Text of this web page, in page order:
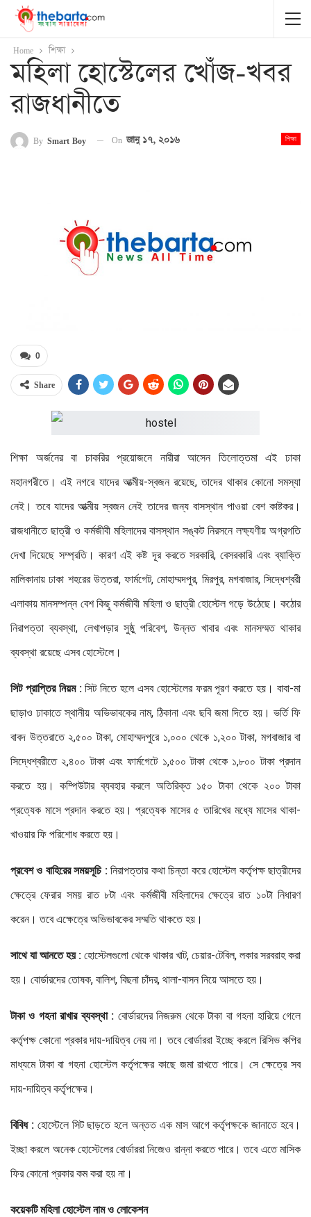
Home শিক্ষা
মহিলা হোস্টেলের খোঁজ-খবর
রাজধানীতে
শিক্ষা
By Smart Boy On জানু ১৭, ২০১৬
0
Share
শিক্ষা অর্জনের বা চাকরির প্রয়োজনে নারীরা আসেন তিলোত্তমা এই ঢাকা
মহানগরীতে। এই নগরে যাদের আত্মীয়-স্বজন রয়েছে, তাদের থাকার কোনো সমস্যা
নেই। তবে যাদের আত্মীয় স্বজন নেই তাদের জন্য বাসস্থান পাওয়া বেশ কাষ্টকর।
রাজধানীতে ছাত্রী ও কর্মজীবী মহিলাদের বাসস্থান সঙ্কট নিরসনে লক্ষ্যণীয় অগ্রগতি
দেখা দিয়েছে সম্প্রতি। কারণ এই কষ্ট দূর করতে সরকারি, বেসরকারি এবং ব্যাক্তি
মালিকানায় ঢাকা শহরের উত্তরা, ফার্মগেট, মোহাম্মদপুর, মিরপুর, মগবাজার, সিদ্ধেশ্বরী
এলাকায় মানসম্পন্ন বেশ কিছু কর্মজীবী মহিলা ও ছাত্রী হোস্টেল গড়ে উঠেছে। কঠোর
নিরাপত্তা ব্যবস্থা, লেখাপড়ার সুষ্ঠু পরিবেশ, উন্নত খাবার এবং মানসম্মত থাকার
ব্যবস্থা রয়েছে এসব হোস্টেলে।
সিট প্রাপ্তির নিয়ম :সিট নিতে হলে এসব হোস্টেলের ফরম পূরণ করতে হয়। বাবা-মা
ছাড়াও ঢাকাতে স্থানীয় অভিভাবকের নাম, ঠিকানা এবং ছবি জমা দিতে হয়। ভর্তি ফি
বাবদ উত্তরাতে ২,৫০০ টাকা, মোহাম্মদপুরে ১,০০০ থেকে ১,২০০ টাকা, মগবাজার বা
সিদ্ধেশ্বরীতে ২,৪০০ টাকা এবং ফার্মগেটে ১,৫০০ টাকা থেকে ১,৮০০ টাকা প্রদান
করতে হয়। কম্পিউটার ব্যবহার করলে অতিরিক্ত ১৫০ টাকা থেকে ২০০ টাকা
প্রত্যেক মাসে প্রদান করতে হয়। প্রত্যেক মাসের ৫ তারিখের মধ্যে মাসের থাকা-
খাওয়ার ফি পরিশোধ করতে হয়।
প্রবেশ ও বাহিরের সময়সূচি :নিরাপত্তার কথা চিন্তা করে হোস্টেল কর্তৃপক্ষ ছাত্রীদের
ক্ষেত্রে ফেরার সময় রাত ৮টা এবং কর্মজীবী মহিলাদের ক্ষেত্রে রাত ১০টা নিধারণ
করেন। তবে এক্ষেত্রে অভিভাবকের সম্মতি থাকতে হয়।
সাথে যা আনতে হয় : হোস্টেলগুলো থেকে থাকার খাট, চেয়ার-টেবিল, লকার সরবরাহ করা
হয়। বোর্ডারদের তোষক, বালিশ, বিছনা চাঁদর, থালা-বাসন নিয়ে আসতে হয়।
টাকা ও গহনা রাখার ব্যবস্থা : বোর্ডারদের নিজরুম থেকে টাকা বা গহনা হারিয়ে গেলে
কর্তৃপক্ষ কোনো প্রকার দায়-দায়িত্ব নেয় না। তবে বোর্ডাররা ইচ্ছে করলে রিসিভ কপির
মাধ্যমে টাকা বা গহনা হোস্টেল কর্তৃপক্ষের কাছে জমা রাখতে পারে। সে ক্ষেত্রে সব
দায়-দায়িত্ব কর্তৃপক্ষের।
বিবিধ :হোস্টেলে সিট ছাড়তে হলে অন্তত এক মাস আগে কর্তৃপক্ষকে জানাতে হবে।
ইচ্ছা করলে অনেক হোস্টেলের বোর্ডাররা নিজেও রান্না করতে পারে। তবে এতে মাসিক
ফির কোনো প্রকার কম করা হয় না।
কয়েকটি মহিলা হোস্টেল নাম ও লোকেশন